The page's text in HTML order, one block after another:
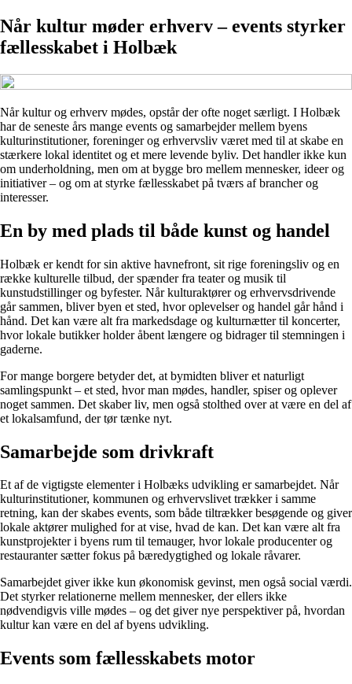
Når kultur møder erhverv – events styrker
fællesskabet i Holbæk
Når kultur og erhverv mødes, opstår der ofte noget særligt. I Holbæk
har de seneste års mange events og samarbejder mellem byens
kulturinstitutioner, foreninger og erhvervsliv været med til at skabe en
stærkere lokal identitet og et mere levende byliv. Det handler ikke kun
om underholdning, men om at bygge bro mellem mennesker, ideer og
initiativer – og om at styrke fællesskabet på tværs af brancher og
interesser.
En by med plads til både kunst og handel
Holbæk er kendt for sin aktive havnefront, sit rige foreningsliv og en
række kulturelle tilbud, der spænder fra teater og musik til
kunstudstillinger og byfester. Når kulturaktører og erhvervsdrivende
går sammen, bliver byen et sted, hvor oplevelser og handel går hånd i
hånd. Det kan være alt fra markedsdage og kulturnætter til koncerter,
hvor lokale butikker holder åbent længere og bidrager til stemningen i
gaderne.
For mange borgere betyder det, at bymidten bliver et naturligt
samlingspunkt – et sted, hvor man mødes, handler, spiser og oplever
noget sammen. Det skaber liv, men også stolthed over at være en del af
et lokalsamfund, der tør tænke nyt.
Samarbejde som drivkraft
Et af de vigtigste elementer i Holbæks udvikling er samarbejdet. Når
kulturinstitutioner, kommunen og erhvervslivet trækker i samme
retning, kan der skabes events, som både tiltrækker besøgende og giver
lokale aktører mulighed for at vise, hvad de kan. Det kan være alt fra
kunstprojekter i byens rum til temauger, hvor lokale producenter og
restauranter sætter fokus på bæredygtighed og lokale råvarer.
Samarbejdet giver ikke kun økonomisk gevinst, men også social værdi.
Det styrker relationerne mellem mennesker, der ellers ikke
nødvendigvis ville mødes – og det giver nye perspektiver på, hvordan
kultur kan være en del af byens udvikling.
Events som fællesskabets motor